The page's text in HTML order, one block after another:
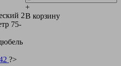
2
75-
+
В корзину
?>